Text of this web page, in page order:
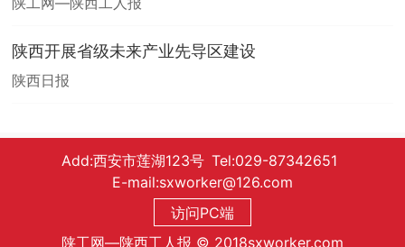
陕西开展省级未来产业先导区建设
陕西日报
Add:西安市莲湖123号 Tel:029-87342651
E-mail:sxworker@126.com
访问PC端
陕工网—陕西工人报 © 2018sxworker.com